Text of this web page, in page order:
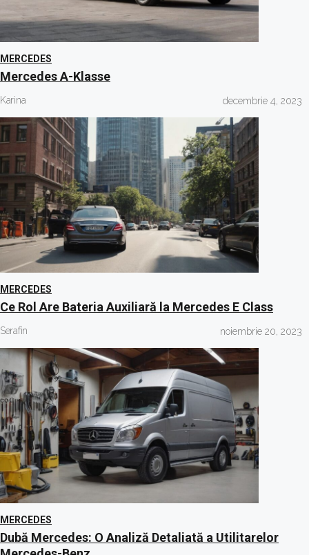
MERCEDES
Mercedes A-Klasse
Karina decembrie 4, 2023
MERCEDES
Ce Rol Are Bateria Auxiliară la Mercedes E Class
Serafin noiembrie 20, 2023
MERCEDES
Dubă Mercedes: O Analiză Detaliată a Utilitarelor